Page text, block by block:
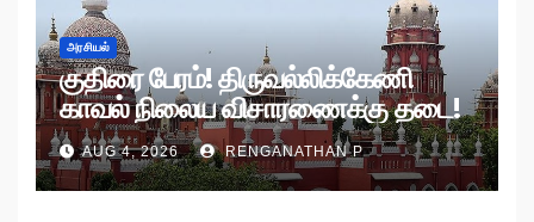
அரசியல்
குதிரை பேரம்! திருவல்லிக்கேணி
காவல் நிலைய விசாரணைக்கு தடை!
AUG 4, 2026 RENGANATHAN P